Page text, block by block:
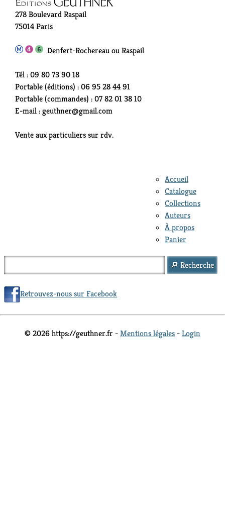
278 Boulevard Raspail
75014 Paris
Denfert-Rochereau ou Raspail
Tél : 09 80 73 90 18
Portable (éditions) : 06 95 28 44 91
Portable (commandes) : 07 82 01 38 10
E-mail : geuthner@gmail.com
Vente aux particuliers sur rdv.
Accueil
Catalogue
Collections
Auteurs
À propos
Panier
Retrouvez-nous sur Facebook
© 2026 https://geuthner.fr -Mentions légales -Login